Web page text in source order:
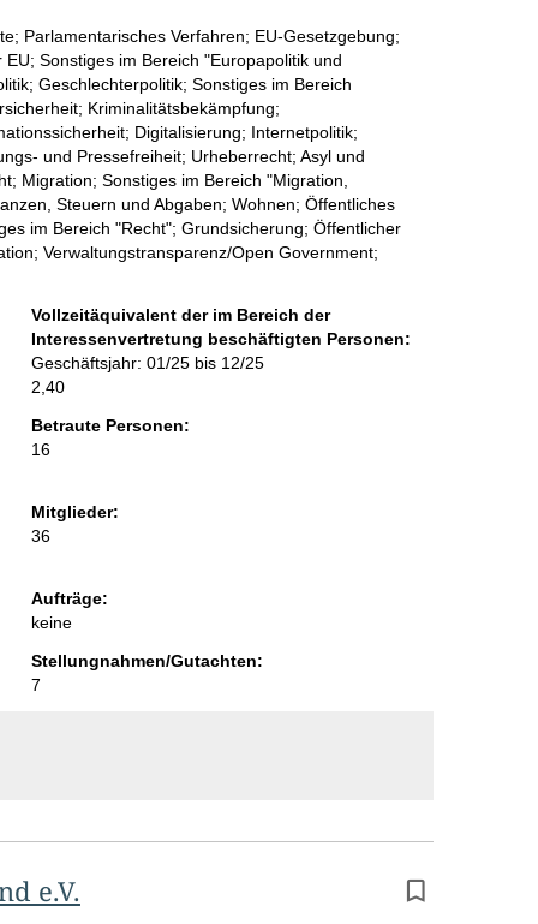
Parlamentarisches Verfahren; EU-Gesetzgebung;
Sonstiges im Bereich "Europapolitik und
Geschlechterpolitik; Sonstiges im Bereich
Kriminalitätsbekämpfung;
Digitalisierung; Internetpolitik;
und Pressefreiheit; Urheberrecht; Asyl und
Migration; Sonstiges im Bereich "Migration,
Steuern und Abgaben; Wohnen; Öffentliches
im Bereich "Recht"; Grundsicherung; Öffentlicher
Verwaltungstransparenz/Open Government;
Vollzeitäquivalent der im Bereich der
Interessenvertretung beschäftigten Personen:
Geschäftsjahr: 01/25 bis 12/25
2,40
Betraute Personen:
16
Mitglieder:
36
Aufträge:
keine
Stellungnahmen/Gutachten:
7
e.V.